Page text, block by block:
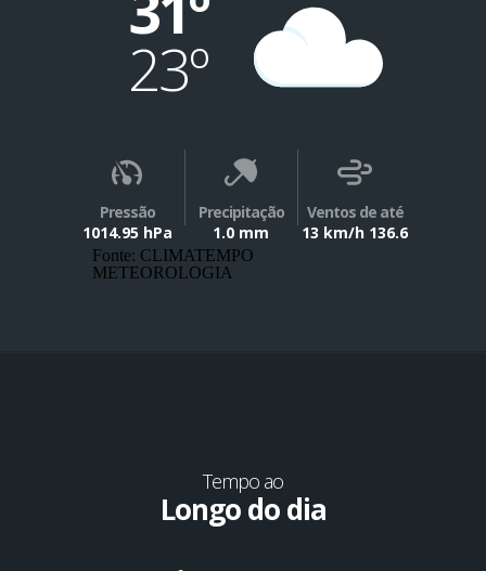
23º
Pressão
1014.95 hPa
Precipitação
1.0 mm
Ventos de até
13 km/h 136.6
Fonte: CLIMATEMPO
METEOROLOGIA
Tempo ao
Longo do dia